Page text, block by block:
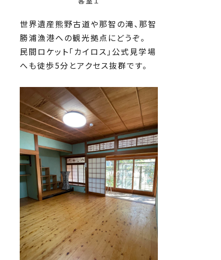
世界遺産熊野古道や那智の滝、那智
勝浦漁港への観光拠点にどうぞ。
民間ロケット「カイロス」公式見学場
へも徒歩5分とアクセス抜群です。